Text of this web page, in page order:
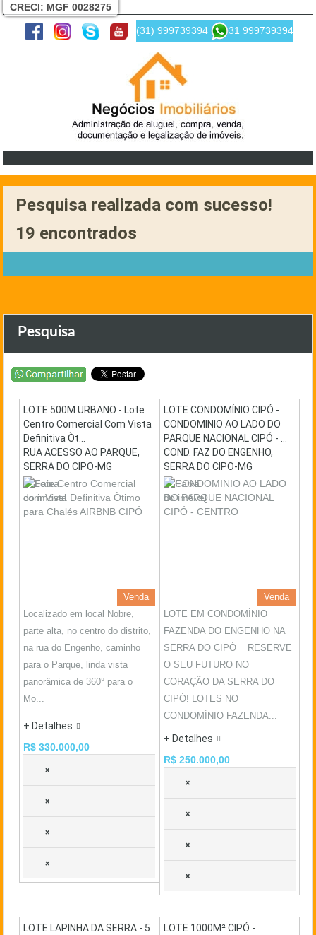
CRECI: MGF 0028275
(31) 999739394 31 999739394
Pesquisa realizada com sucesso!
19 encontrados
Pesquisa
LOTE 500M URBANO - Lote
Centro Comercial Com Vista
Definitiva Òt...
RUA ACESSO AO PARQUE,
SERRA DO CIPO-MG
Venda
Localizado em local Nobre,
parte alta, no centro do distrito,
na rua do Engenho, caminho
para o Parque, linda vista
panorâmica de 360° para o
Mo...
+ Detalhes
R$ 330.000,00
×
×
×
×
LOTE CONDOMÍNIO CIPÓ -
CONDOMINIO AO LADO DO
PARQUE NACIONAL CIPÓ - ...
COND. FAZ DO ENGENHO,
SERRA DO CIPO-MG
Venda
LOTE EM CONDOMÍNIO
FAZENDA DO ENGENHO NA
SERRA DO CIPÓ RESERVE
O SEU FUTURO NO
CORAÇÃO DA SERRA DO
CIPÓ! LOTES NO
CONDOMÍNIO FAZENDA...
+ Detalhes
R$ 250.000,00
×
×
×
×
LOTE LAPINHA DA SERRA - 5
LOTE 1000M² CIPÓ -